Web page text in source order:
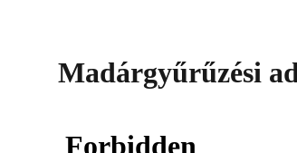
Madárgyűrűzési